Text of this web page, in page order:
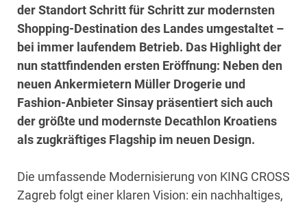
der Standort Schritt für Schritt zur modernsten
Shopping-Destination des Landes umgestaltet –
bei immer laufendem Betrieb. Das Highlight der
nun stattfindenden ersten Eröffnung: Neben den
neuen Ankermietern Müller Drogerie und
Fashion-Anbieter Sinsay präsentiert sich auch
der größte und modernste Decathlon Kroatiens
als zugkräftiges Flagship im neuen Design.
Die umfassende Modernisierung von KING CROSS
Zagreb folgt einer klaren Vision: ein nachhaltiges,